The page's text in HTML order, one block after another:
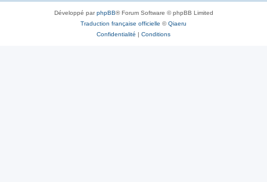
Développé parphpBB® Forum Software © phpBB Limited
Traduction française officielle ©Qiaeru
Confidentialité | Conditions